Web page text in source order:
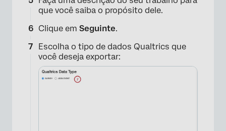
que você saiba o propósito dele.
Clique em Seguinte.
Escolha o tipo de dados Qualtrics que
você deseja exportar: